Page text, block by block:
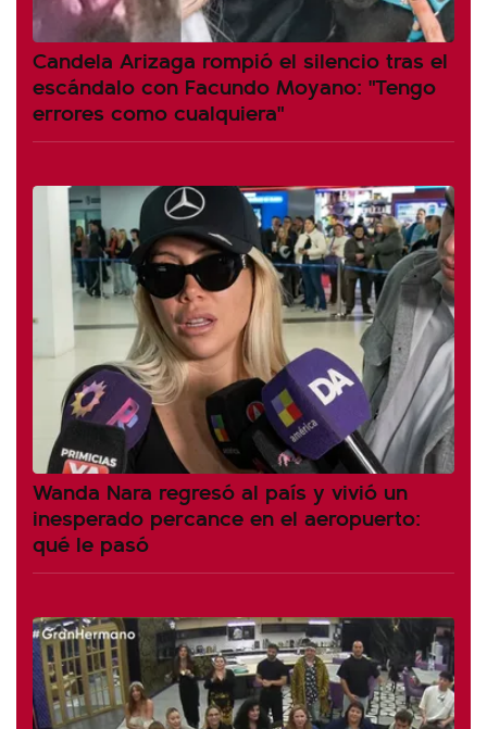
Candela Arizaga rompió el silencio tras el
escándalo con Facundo Moyano: "Tengo
errores como cualquiera"
Wanda Nara regresó al país y vivió un
inesperado percance en el aeropuerto:
qué le pasó